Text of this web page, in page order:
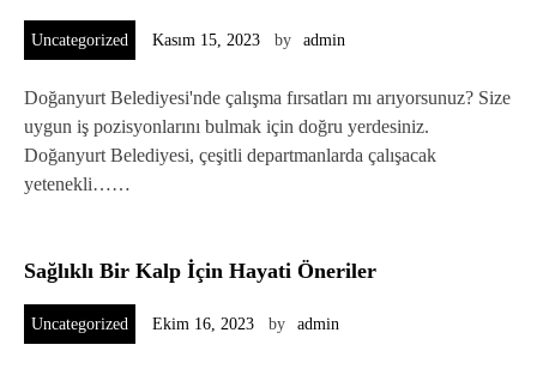
Uncategorized Kasım 15, 2023 by admin
Doğanyurt Belediyesi'nde çalışma fırsatları mı arıyorsunuz? Size
uygun iş pozisyonlarını bulmak için doğru yerdesiniz.
Doğanyurt Belediyesi, çeşitli departmanlarda çalışacak
yetenekli……
Sağlıklı Bir Kalp İçin Hayati Öneriler
Uncategorized Ekim 16, 2023 by admin